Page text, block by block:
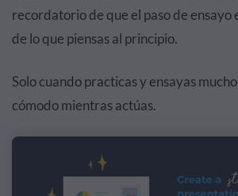
recordatorio de que el paso de ensayo
de lo que piensas al principio.
Solo cuando practicas y ensayas
cómodo mientras actúas.